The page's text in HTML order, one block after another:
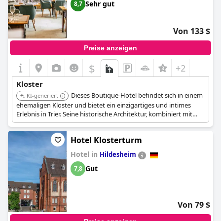
gibt, ist das Hotel aufgrund seiner luxuriösen Ausstattung und
seiner außergewöhnlichen Lage eine gute Wahl für alle, die
einen erholsamen Aufenthalt suchen.
8,7 Sehr gut
Von 133 $
Preise anzeigen
$ +2
Kloster
KI-generiert
Dieses Boutique-Hotel befindet sich in einem
ehemaligen Kloster und bietet ein einzigartiges und intimes
Erlebnis in Trier. Seine historische Architektur, kombiniert mit
modernem Komfort, bietet einen ruhigen und charmanten
Rückzugsort.
Hotel Klosterturm
Hotel in Hildesheim
7,8 Gut
Von 79 $